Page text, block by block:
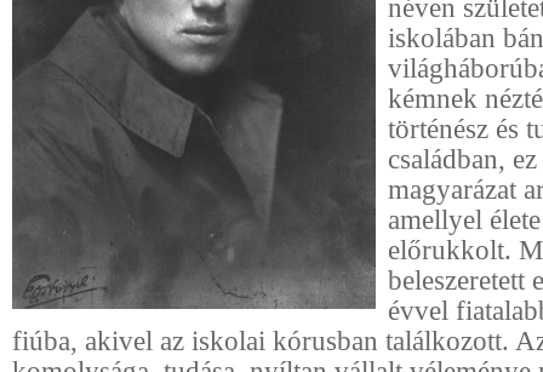
néven
iskolában
kémnek
történész és
családban,
magyarázat
amellyel
előrukkolt.
beleszeretett
évvel
fiúba, akivel az iskolai kórusban találkozott.